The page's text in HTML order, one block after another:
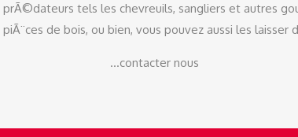
prÃ©dateurs tels les chevreuils, sangliers et autres
piÃ¨ces de bois, ou bien, vous pouvez aussi les
...contacter nous